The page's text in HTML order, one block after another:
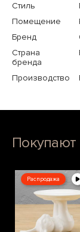
Стиль
Помещение
Бренд
Страна
бренда
Производство
Покупают
Распродажа